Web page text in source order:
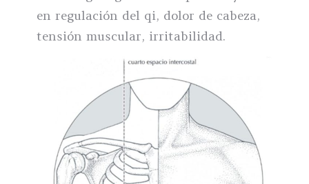
en regulación del qi, dolor de cabeza,
tensión muscular, irritabilidad.